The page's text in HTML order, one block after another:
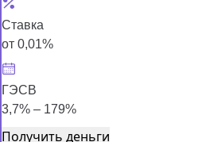
Ставка
от 0,01%
ГЭСВ
3,7% – 179%
Получить деньги